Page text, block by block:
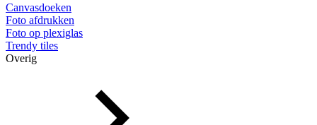
Canvasdoeken
Foto afdrukken
Foto op plexiglas
Trendy tiles
Overig